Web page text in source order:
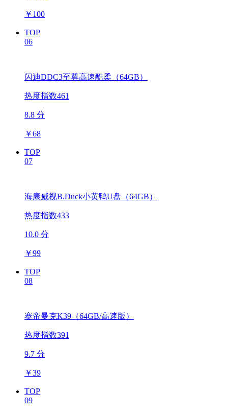
￥ 100
TOP
06
闪迪DDC3至尊高速酷柔（64GB）
热度指数461
8.8 分
￥68
TOP
07
海康威视B.Duck小黄鸭U盘（64GB）
热度指数433
10.0 分
￥99
TOP
08
赛帝曼克K39（64GB/高速版）
热度指数391
9.7 分
￥39
TOP
09